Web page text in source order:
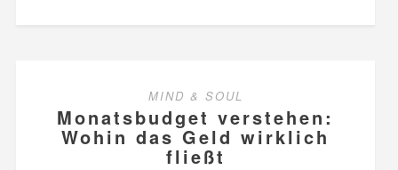
MIND & SOUL
Monatsbudget verstehen:
Wohin das Geld wirklich
fließt